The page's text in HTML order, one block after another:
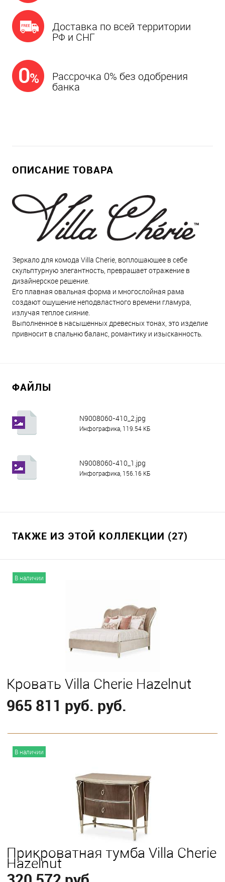
Доставка по всей территории
РФ и СНГ
Рассрочка 0% без одобрения
банка
ОПИСАНИЕ ТОВАРА
Зеркало для комода Villa Cherie, воплощающее в себе
скульптурную элегантность, превращает отражение в
дизайнерское решение.
Его плавная овальная форма и многослойная рама
создают ощущение неподвластного времени гламура,
излучая теплое сияние.
Выполненное в насыщенных древесных тонах, это изделие
привносит в спальню баланс, романтику и изысканность.
ФАЙЛЫ
N9008060-410_2.jpg
Инфографика, 119.54 КБ
N9008060-410_1.jpg
Инфографика, 156.16 КБ
ТАКЖЕ ИЗ ЭТОЙ КОЛЛЕКЦИИ (27)
В наличии
Кровать Villa Cherie Hazelnut
965 811 руб. руб.
Eastern King Queen
В наличии
Прикроватная тумба Villa Cherie
Hazelnut